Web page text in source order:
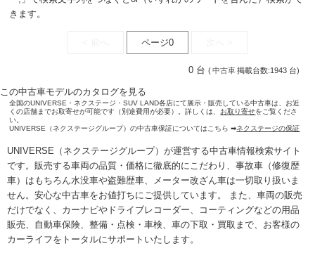
きます。
ページ0
0 台 (中古車掲載台数:1943 台)
この中古車モデルのカタログを見る
全国のUNIVERSE・ネクステージ・SUV LAND各店にて展示・販売している中古車は、お近
くの店舗までお取寄せが可能です（別途費用が必要）。詳しくは、 お取り寄せをご覧くださ
い。
UNIVERSE（ネクステージグループ）の中古車保証についてはこちら ➡ネクステージの保証
UNIVERSE（ネクステージグループ）が運営する中古車情報検索サイト
です。販売する車両の品質・価格に徹底的にこだわり、事故車（修復歴
車）はもちろん水没車や盗難歴車、メーター改ざん車は一切取り扱いま
せん。安心な中古車をお値打ちにご提供しています。 また、車両の販売
だけでなく、カーナビやドライブレコーダー、コーティングなどの用品
販売、自動車保険、整備・点検・車検、車の下取・買取まで、お客様の
カーライフをトータルにサポートいたします。